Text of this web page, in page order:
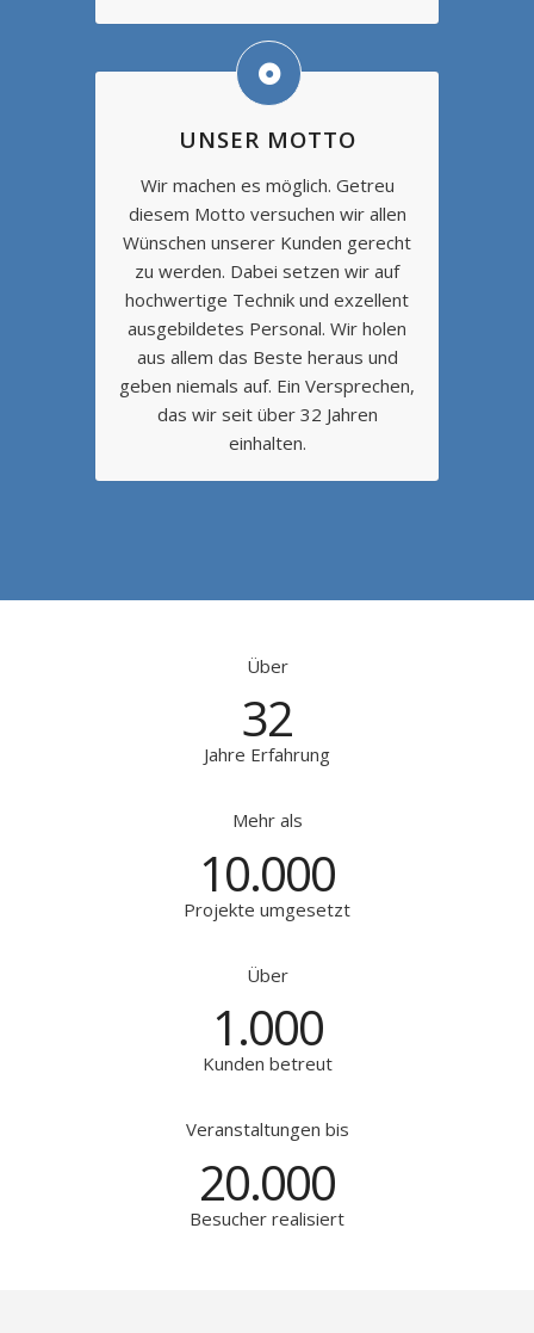
UNSER MOTTO
Wir machen es möglich. Getreu
diesem Motto versuchen wir allen
Wünschen unserer Kunden gerecht
zu werden. Dabei setzen wir auf
hochwertige Technik und exzellent
ausgebildetes Personal. Wir holen
aus allem das Beste heraus und
geben niemals auf. Ein Versprechen,
das wir seit über 32 Jahren
einhalten.
Über
32
Jahre Erfahrung
Mehr als
10.000
Projekte umgesetzt
Über
1.000
Kunden betreut
Veranstaltungen bis
20.000
Besucher realisiert